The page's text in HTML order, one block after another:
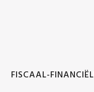
FISCAAL-